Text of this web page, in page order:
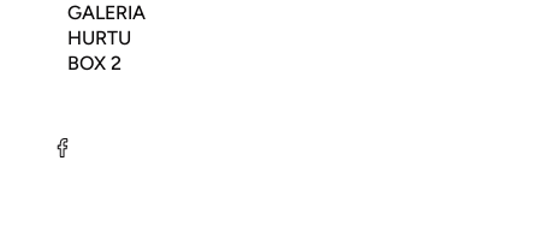
GALERIA
HURTU
BOX 2